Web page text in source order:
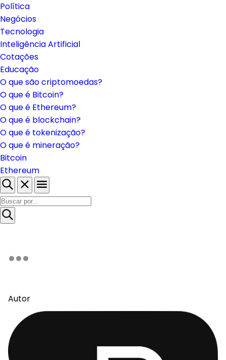
Política
Negócios
Tecnologia
Inteligência Artificial
Cotações
Educação
O que são criptomoedas?
O que é Bitcoin?
O que é Ethereum?
O que é blockchain?
O que é tokenização?
O que é mineração?
Bitcoin
Ethereum
Autor